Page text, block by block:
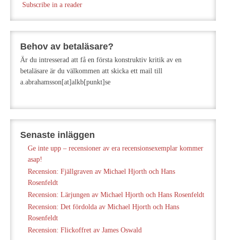
Subscribe in a reader
Behov av betaläsare?
Är du intresserad att få en första konstruktiv kritik av en
betaläsare är du välkommen att skicka ett mail till
a.abrahamsson[at]alkb[punkt]se
Senaste inläggen
Ge inte upp – recensioner av era recensionsexemplar kommer
asap!
Recension: Fjällgraven av Michael Hjorth och Hans
Rosenfeldt
Recension: Lärjungen av Michael Hjorth och Hans Rosenfeldt
Recension: Det fördolda av Michael Hjorth och Hans
Rosenfeldt
Recension: Flickoffret av James Oswald